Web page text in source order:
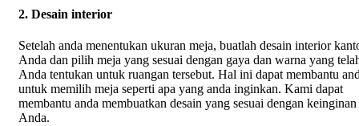
2. Desain interior
Setelah anda menentukan ukuran meja, buatlah desain interior
Anda dan pilih meja yang sesuai dengan gaya dan warna yang
Anda tentukan untuk ruangan tersebut. Hal ini dapat membantu
untuk memilih meja seperti apa yang anda inginkan. Kami dapat
membantu anda membuatkan desain yang sesuai dengan keinginan
Anda.